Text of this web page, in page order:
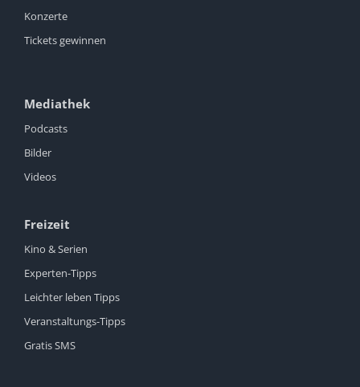
Konzerte
Tickets gewinnen
Mediathek
Podcasts
Bilder
Videos
Freizeit
Kino & Serien
Experten-Tipps
Leichter leben Tipps
Veranstaltungs-Tipps
Gratis SMS